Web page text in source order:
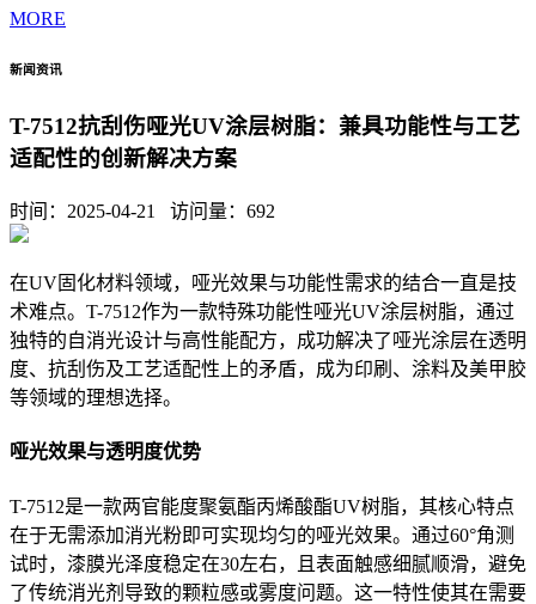
MORE
新闻资讯
T-7512抗刮伤哑光UV涂层树脂：兼具功能性与工艺
适配性的创新解决方案
时间：2025-04-21 访问量： 692
在UV固化材料领域，哑光效果与功能性需求的结合一直是技
术难点。T-7512作为一款特殊功能性哑光UV涂层树脂，通过
独特的自消光设计与高性能配方，成功解决了哑光涂层在透明
度、抗刮伤及工艺适配性上的矛盾，成为印刷、涂料及美甲胶
等领域的理想选择。
哑光效果与透明度优势
T-7512是一款两官能度聚氨酯丙烯酸酯UV树脂，其核心特点
在于无需添加消光粉即可实现均匀的哑光效果。通过60°角测
试时，漆膜光泽度稳定在30左右，且表面触感细腻顺滑，避免
了传统消光剂导致的颗粒感或雾度问题。这一特性使其在需要